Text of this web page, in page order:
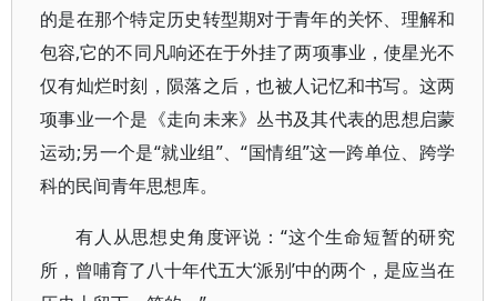
的是在那个特定历史转型期对于青年的关怀、理解和
包容,它的不同凡响还在于外挂了两项事业，使星光不
仅有灿烂时刻，陨落之后，也被人记忆和书写。这两
项事业一个是《走向未来》丛书及其代表的思想启蒙
运动;另一个是“就业组”、“国情组”这一跨单位、跨学
科的民间青年思想库。
有人从思想史角度评说：“这个生命短暂的研究
所，曾哺育了八十年代五大‘派别’中的两个，是应当在